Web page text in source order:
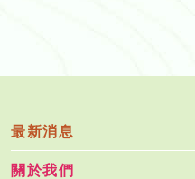
最新消息
關於我們